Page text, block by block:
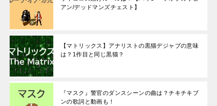
アン/デッドマンズチェスト】
【マトリックス】アナリストの黒猫デジャブの意味
は？1作目と同じ黒猫？
『マスク』警官のダンスシーンの曲は？チキチキブ
ンの歌詞と動画も！